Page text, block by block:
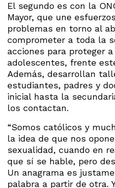
El segundo es con la
Mayor, que une
problemas en torno al
comprometer a toda la
acciones para proteger
adolescentes, frente
Además, desarrollan
estudiantes, padres y
inicial hasta la
los contactan.
“Somos católicos y
la idea de que nos
sexualidad, cuando en
que sí se hable, pero
Un anagrama es
palabra a partir de otra.